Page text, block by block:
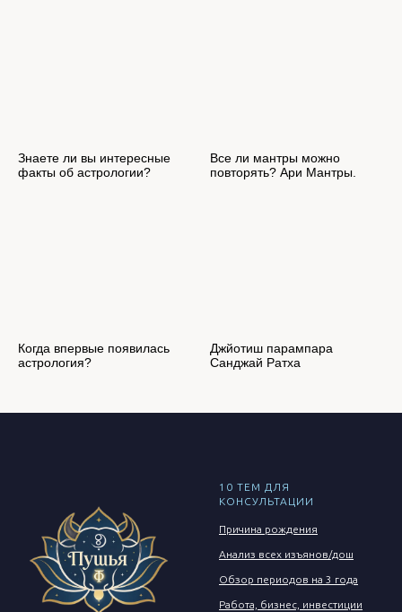
Знаете ли вы интересные
факты об астрологии?
Все ли мантры можно
повторять? Ари Мантры.
Когда впервые появилась
астрология?
Джйотиш парампара
Санджай Ратха
10 ТЕМ ДЛЯ
КОНСУЛЬТАЦИИ
Причина рождения
Анализ всех изъянов/дош
Обзор периодов на 3 года
Работа, бизнес, инвестиции